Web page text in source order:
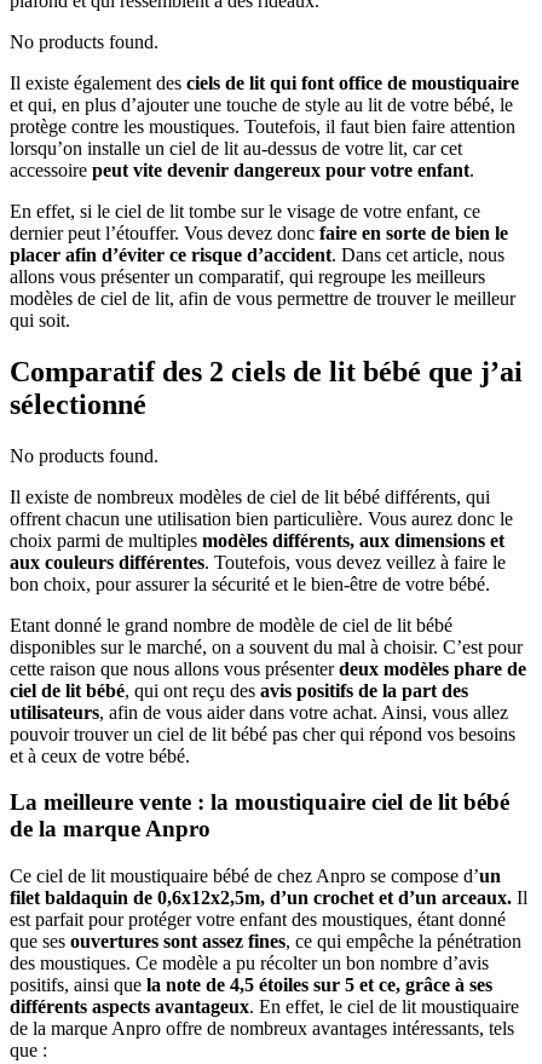
No products found.
Il existe également des ciels de lit qui font office de moustiquaire
et qui, en plus d’ajouter une touche de style au lit de votre bébé, le
protège contre les moustiques. Toutefois, il faut bien faire attention
lorsqu’on installe un ciel de lit au-dessus de votre lit, car cet
accessoire peut vite devenir dangereux pour votre enfant.
En effet, si le ciel de lit tombe sur le visage de votre enfant, ce
dernier peut l’étouffer. Vous devez donc faire en sorte de bien le
placer afin d’éviter ce risque d’accident. Dans cet article, nous
allons vous présenter un comparatif, qui regroupe les meilleurs
modèles de ciel de lit, afin de vous permettre de trouver le meilleur
qui soit.
Comparatif des 2 ciels de lit bébé que j’ai
sélectionné
No products found.
Il existe de nombreux modèles de ciel de lit bébé différents, qui
offrent chacun une utilisation bien particulière. Vous aurez donc le
choix parmi de multiples modèles différents, aux dimensions et
aux couleurs différentes. Toutefois, vous devez veillez à faire le
bon choix, pour assurer la sécurité et le bien-être de votre bébé.
Etant donné le grand nombre de modèle de ciel de lit bébé
disponibles sur le marché, on a souvent du mal à choisir. C’est pour
cette raison que nous allons vous présenterdeux modèles phare de
ciel de lit bébé, qui ont reçu des avis positifs de la part des
utilisateurs, afin de vous aider dans votre achat. Ainsi, vous allez
pouvoir trouver un ciel de lit bébé pas cher qui répond vos besoins
et à ceux de votre bébé.
La meilleure vente : la moustiquaire ciel de lit bébé
de la marque Anpro
Ce ciel de lit moustiquaire bébé de chez Anpro se compose d’un
filet baldaquin de 0,6x12x2,5m, d’un crochet et d’un arceaux. Il
est parfait pour protéger votre enfant des moustiques, étant donné
que ses ouvertures sont assez fines, ce qui empêche la pénétration
des moustiques. Ce modèle a pu récolter un bon nombre d’avis
positifs, ainsi que la note de 4,5 étoiles sur 5 et ce, grâce à ses
différents aspects avantageux. En effet, le ciel de lit moustiquaire
de la marque Anpro offre de nombreux avantages intéressants, tels
que :